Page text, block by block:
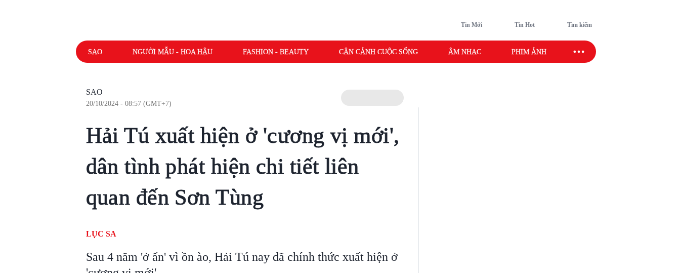
Tin Mới Tin Hot Tìm kiếm
SAO NGƯỜI MẪU - HOA HẬU FASHION - BEAUTY CẬN CẢNH CUỘC SỐNG ÂM NHẠC PHIM ẢNH SAO SPORT
SAO
20/10/2024 - 08:57 (GMT+7)
Hải Tú xuất hiện ở 'cương vị mới',
dân tình phát hiện chi tiết liên
quan đến Sơn Tùng
LỤC SA
Sau 4 năm 'ở ẩn' vì ồn ào, Hải Tú nay đã chính thức xuất hiện ở